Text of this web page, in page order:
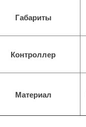
Габариты
Контроллер
Материал